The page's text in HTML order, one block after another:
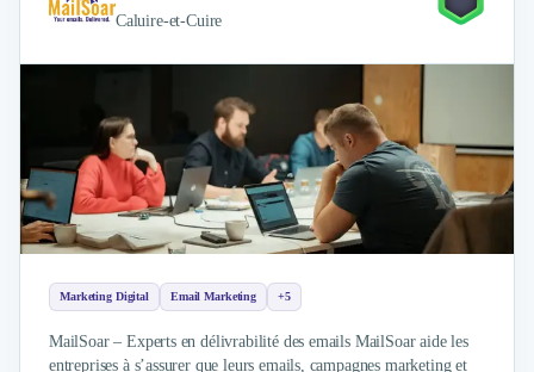
Réalité Virtuelle (VR)
Traduction
Traiteur & Restauration
Conception & Aménagement de Bureaux
Sourcing et Imports
Office Management
Développement à l'international
Accélérateurs et incubateurs
Caluire-et-Cuire
Marketing Digital Email Marketing +5
MailSoar – Experts en délivrabilité des emails MailSoar aide les
entreprises à s’assurer que leurs emails, campagnes marketing et